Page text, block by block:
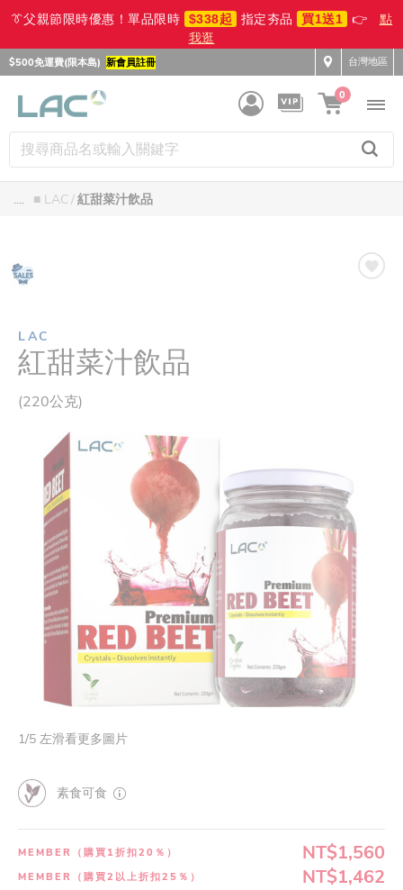
👔父親節限時優惠！單品限時 $338起 指定夯品 買1送1 👉
點
我逛
$500免運費(限本島) 新會員註冊 台灣地區
0
.... ■ LAC 紅甜菜汁飲品
LAC
紅甜菜汁飲品
(220公克)
1/5 左滑看更多圖片
素食可食
MEMBER（購買1折扣20％） NT$1,560
MEMBER（購買2以上折扣25％） NT$1,462